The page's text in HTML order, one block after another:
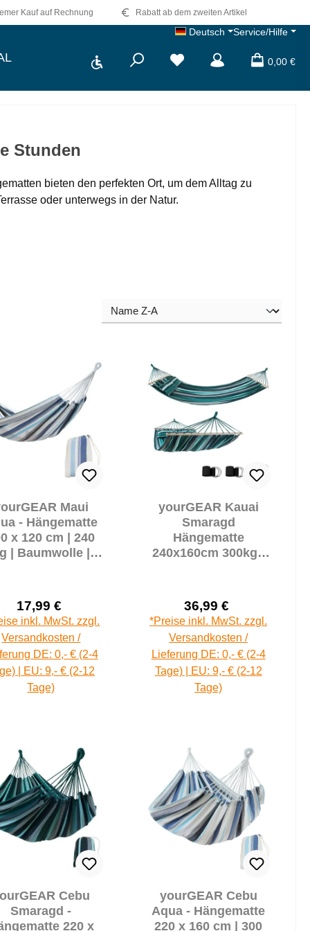
Kauf auf Rechnung Rabatt ab dem zweiten Artikel
Deutsch Service/Hilfe
Werkzeugleiste anzeigen 0,00 €
Stunden
bieten den perfekten Ort, um dem Alltag zu
oder unterwegs in der Natur.
Maui
- Hängematte
x 120 cm | 240
| Baumwolle |
Verkaufspreis:
17,99 €
Regulärer Preis:
inkl. MwSt. zzgl.
Versandkosten /
DE: 0,- € (2-4
| EU: 9,- € (2-12
Tage)
yourGEAR Kauai
Smaragd
Hängematte
240x160cm 300kg |
Kissen Befestigung-
SetVerkaufspreis:
36,99 €
Regulärer
*Preise inkl. MwSt. zzgl.
Versandkosten /
Lieferung DE: 0,- € (2-4
Tage) | EU: 9,- € (2-12
Tage)
Cebu
Smaragd -
220 x
yourGEAR Cebu
Aqua - Hängematte
220 x 160 cm | 300